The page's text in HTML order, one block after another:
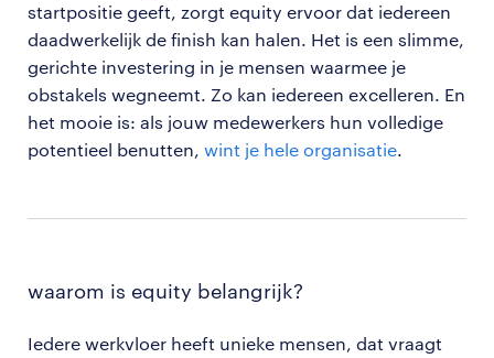
startpositie geeft, zorgt equity ervoor dat iedereen
daadwerkelijk de finish kan halen. Het is een slimme,
gerichte investering in je mensen waarmee je
obstakels wegneemt. Zo kan iedereen excelleren. En
het mooie is: als jouw medewerkers hun volledige
potentieel benutten, wint je hele organisatie.
waarom is equity belangrijk?
Iedere werkvloer heeft unieke mensen, dat vraagt